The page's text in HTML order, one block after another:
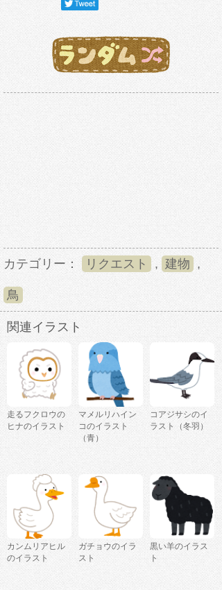
カテゴリー： リクエスト , 建物 ,
鳥
関連イラスト
走るフクロウの
ヒナのイラスト
マメルリハイン
コのイラスト
（青）
コアジサシのイ
ラスト（冬羽）
カンムリアヒル
のイラスト
ガチョウのイラ
スト
黒い羊のイラス
ト